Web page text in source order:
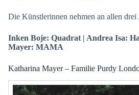
Die Künstlerinnen nehmen an allen
Inken Boje: Quadrat | Andrea Isa:
Mayer: MAMA
Katharina Mayer – Familie Purdy